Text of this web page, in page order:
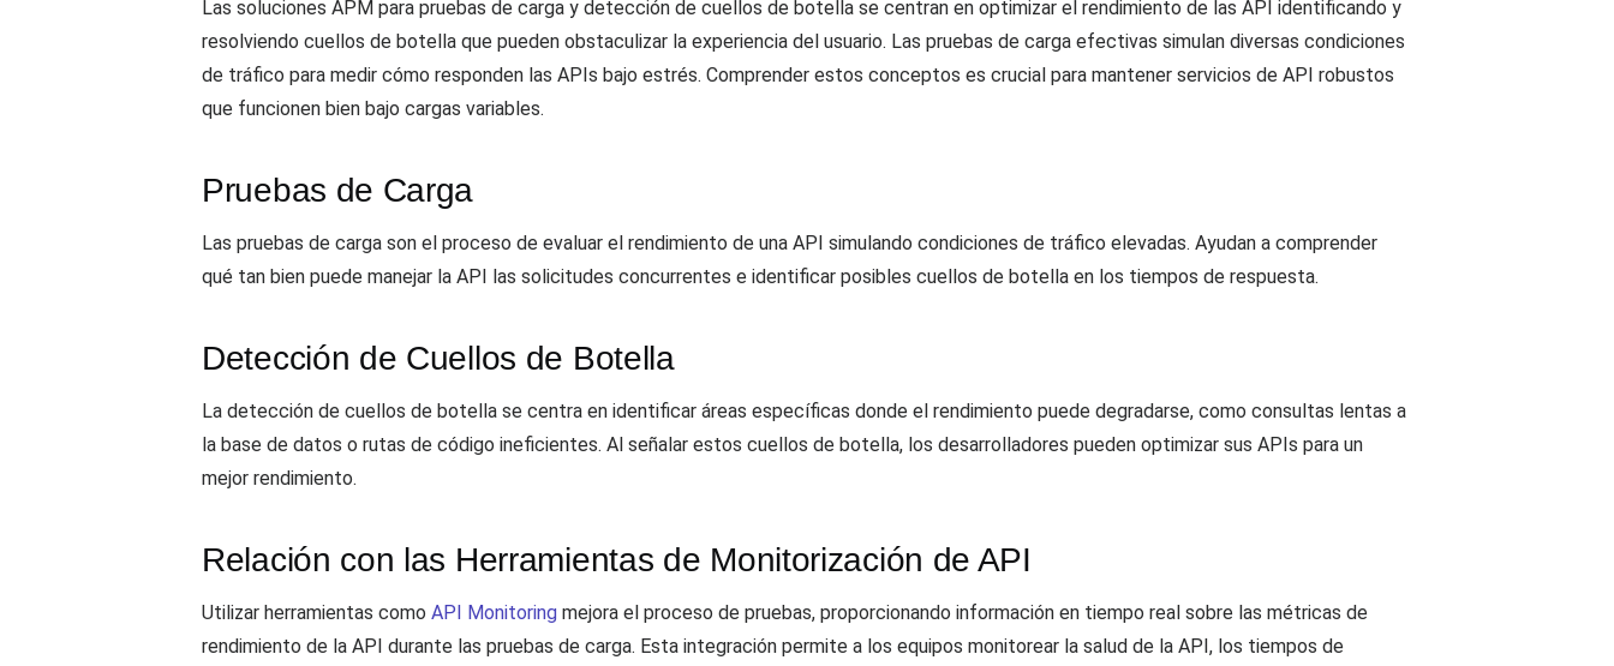
Las soluciones APM para pruebas de carga y detección de cuellos de botella se centran en optimizar el rendimiento de las API identificando y
resolviendo cuellos de botella que pueden obstaculizar la experiencia del usuario. Las pruebas de carga efectivas simulan diversas condiciones
de tráfico para medir cómo responden las APIs bajo estrés. Comprender estos conceptos es crucial para mantener servicios de API robustos
que funcionen bien bajo cargas variables.
Pruebas de Carga
Las pruebas de carga son el proceso de evaluar el rendimiento de una API simulando condiciones de tráfico elevadas. Ayudan a comprender
qué tan bien puede manejar la API las solicitudes concurrentes e identificar posibles cuellos de botella en los tiempos de respuesta.
Detección de Cuellos de Botella
La detección de cuellos de botella se centra en identificar áreas específicas donde el rendimiento puede degradarse, como consultas lentas a
la base de datos o rutas de código ineficientes. Al señalar estos cuellos de botella, los desarrolladores pueden optimizar sus APIs para un
mejor rendimiento.
Relación con las Herramientas de Monitorización de API
Utilizar herramientas como API Monitoring mejora el proceso de pruebas, proporcionando información en tiempo real sobre las métricas de
rendimiento de la API durante las pruebas de carga. Esta integración permite a los equipos monitorear la salud de la API, los tiempos de